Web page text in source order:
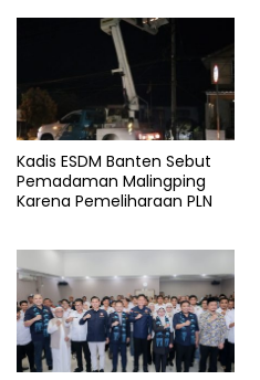
Kadis ESDM Banten Sebut
Pemadaman Malingping
Karena Pemeliharaan PLN